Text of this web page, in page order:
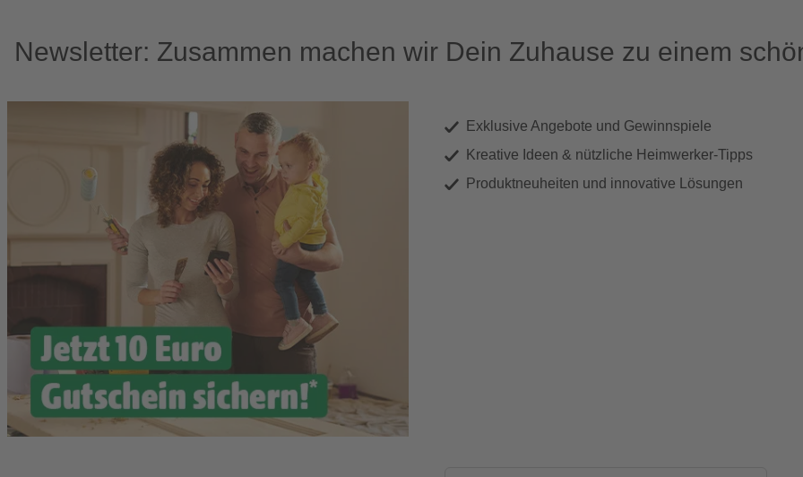
Newsletter: Zusammen machen wir Dein Zuhause zu einem
Exklusive Angebote und Gewinnspiele
Kreative Ideen & nützliche Heimwerker-Tipps
Produktneuheiten und innovative Lösungen